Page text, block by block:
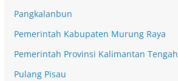
Pangkalanbun
Pemerintah Kabupaten Murung Raya
Pemerintah Provinsi Kalimantan Tengah
Pulang Pisau